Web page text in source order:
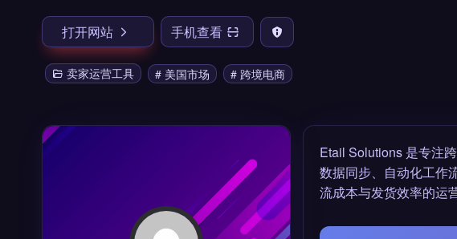
打开网站 手机查看
卖家运营工具 # 美国市场 # 跨境电商
Etail Solutions 是专注
数据同步、自动化工作
流成本与发货效率的运